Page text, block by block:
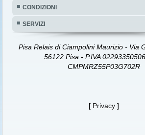
CONDIZIONI
SERVIZI
Pisa Relais di Ciampolini Maurizio - Via
56122 Pisa - P.IVA
CMPMRZ55P03G702R
[ Privacy ]